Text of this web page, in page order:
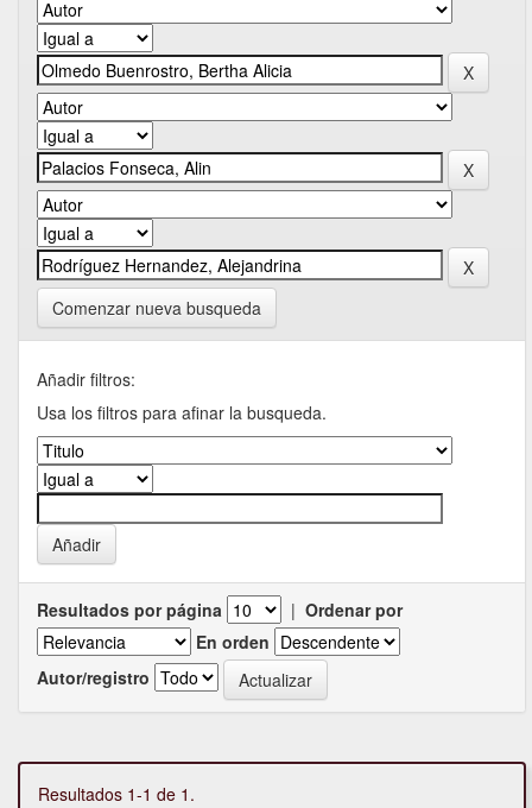
Comenzar nueva busqueda
Añadir filtros:
Usa los filtros para afinar la busqueda.
Resultados por página | Ordenar por
En orden
Autor/registro
Resultados 1-1 de 1.